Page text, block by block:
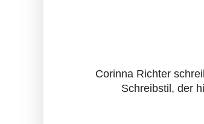
Corinna Richter
Schreibstil, der